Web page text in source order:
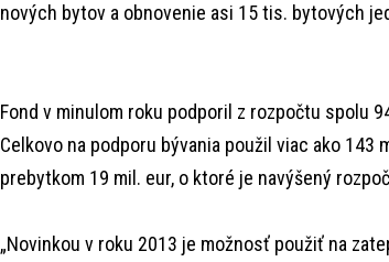
nových bytov a obnovenie asi 15 tis. bytových
Fond v minulom roku podporil z rozpočtu spolu
Celkovo na podporu bývania použil viac ako
prebytkom 19 mil. eur, o ktoré je navýšený
„Novinkou v roku 2013 je možnosť použiť na